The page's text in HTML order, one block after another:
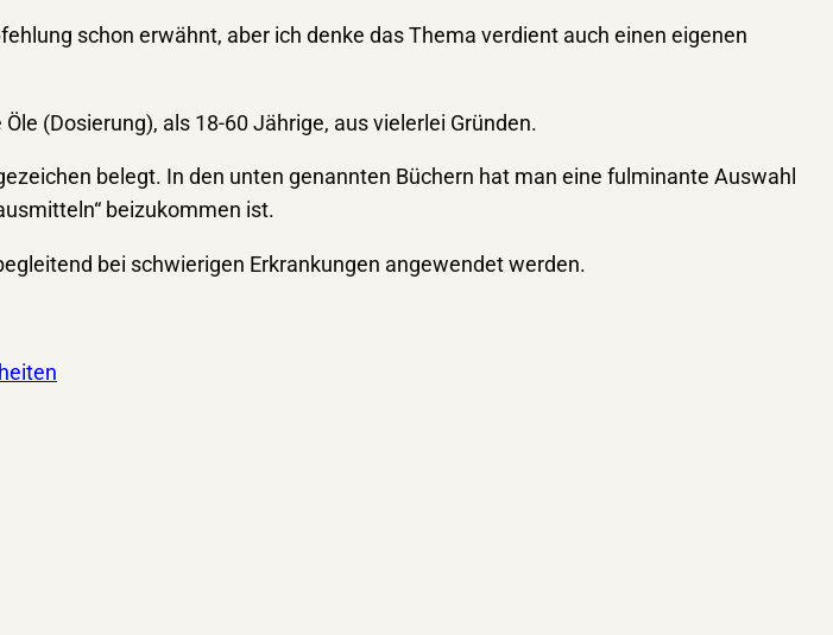
schon erwähnt, aber ich denke das Thema verdient auch einen eigenen
(Dosierung), als 18-60 Jährige, aus vielerlei Gründen.
belegt. In den unten genannten Büchern hat man eine fulminante Auswahl
beizukommen ist.
bei schwierigen Erkrankungen angewendet werden.